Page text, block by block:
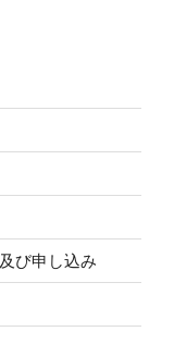
び申し込み